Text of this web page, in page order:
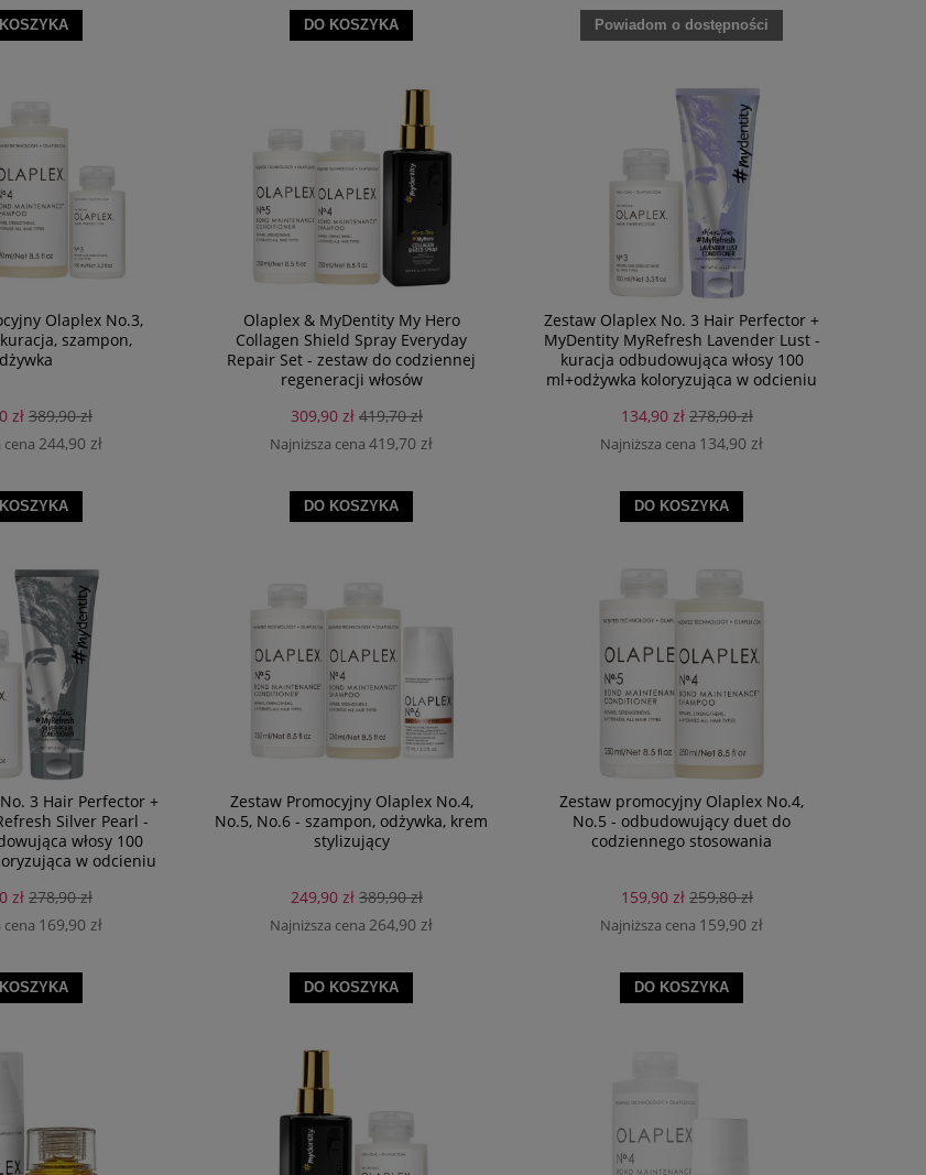
DO KOSZYKA Powiadom o dostępności
Olaplex No.3,
szampon,
zł 389,90 zł
cena 244,90 zł
Olaplex & MyDentity My Hero
Collagen Shield Spray Everyday
Repair Set - zestaw do codziennej
regeneracji włosów
309,90 zł 419,70 zł
Najniższa cena 419,70 zł
DO KOSZYKA
Zestaw Olaplex No. 3 Hair Perfector +
MyDentity MyRefresh Lavender Lust -
kuracja odbudowująca włosy 100
ml+odżywka koloryzująca w odcieniu
134,90 zł 278,90 zł
Najniższa cena 134,90 zł
DO KOSZYKA
3 Hair Perfector +
Silver Pearl -
włosy 100
w odcieniu
zł 278,90 zł
cena 169,90 zł
Zestaw Promocyjny Olaplex No.4,
No.5, No.6 - szampon, odżywka, krem
stylizujący
249,90 zł 389,90 zł
Najniższa cena 264,90 zł
DO KOSZYKA
Zestaw promocyjny Olaplex No.4,
No.5 - odbudowujący duet do
codziennego stosowania
159,90 zł 259,80 zł
Najniższa cena 159,90 zł
DO KOSZYKA